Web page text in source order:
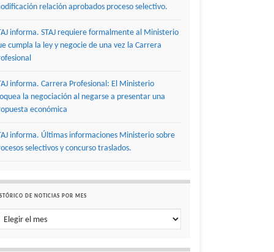
relación aprobados proceso selectivo.
informa. STAJ requiere formalmente al Ministerio
cumpla la ley y negocie de una vez la Carrera
informa. Carrera Profesional: El Ministerio
la negociación al negarse a presentar una
económica
informa. Últimas informaciones Ministerio sobre
selectivos y concurso traslados.
DE NOTICIAS POR MES
de noticias por mes